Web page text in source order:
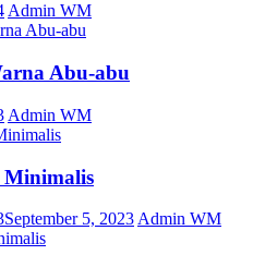
Admin WM
Abu-abu
Admin WM
September 5, 2023 Admin WM